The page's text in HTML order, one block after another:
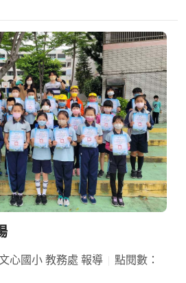
心國小 教務處 報導
點閱數：